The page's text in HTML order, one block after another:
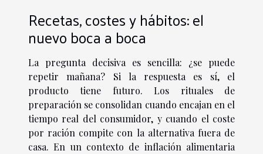
Recetas, costes y hábitos: el
nuevo boca a boca
La pregunta decisiva es sencilla: ¿se puede
repetir mañana? Si la respuesta es sí, el
producto tiene futuro. Los rituales de
preparación se consolidan cuando encajan en el
tiempo real del consumidor, y cuando el coste
por ración compite con la alternativa fuera de
casa. En un contexto de inflación alimentaria